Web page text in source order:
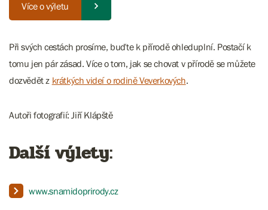
Více o výletu
Při svých cestách prosíme, buďte k přírodě ohleduplní. Postačí k
tomu jen pár zásad. Více o tom, jak se chovat v přírodě se můžete
dozvědět z krátkých videí o rodině Veverkových.
Autoři fotografií: Jiří Klápště
Další výlety:
www.snamidoprirody.cz